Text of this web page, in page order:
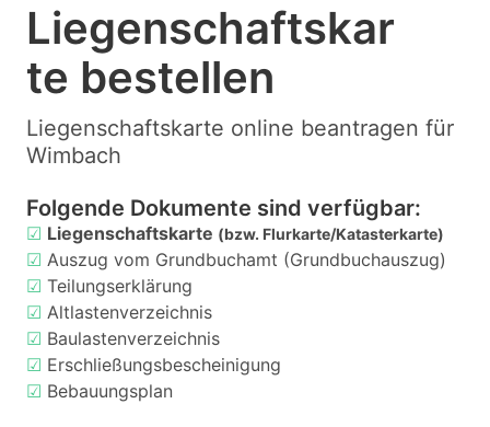
Liegenschaftskar
te bestellen
Liegenschaftskarte online beantragen für
Wimbach
Folgende Dokumente sind verfügbar:
☑ Liegenschaftskarte (bzw. Flurkarte/Katasterkarte)
☑ Auszug vom Grundbuchamt (Grundbuchauszug)
☑ Teilungserklärung
☑ Altlastenverzeichnis
☑ Baulastenverzeichnis
☑ Erschließungsbescheinigung
☑ Bebauungsplan